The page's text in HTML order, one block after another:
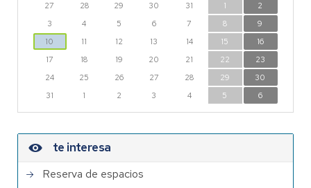
27
28 29 30 31 1
2
3
4 5 6 7 8
9
10
11 12 13 14 15
16
17
18 19 20 21 22
23
24
25 26 27 28 29
30
31
1 2 3 4 5 6
te interesa
Reserva de espacios